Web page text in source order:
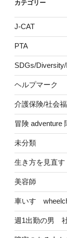
カテゴリー
J-CAT
PTA
SDGs/
ヘルプマーク
介護保険/社会
冒険 adventure
未分類
生き方を見直す
美容師
車いす
週1出勤の男